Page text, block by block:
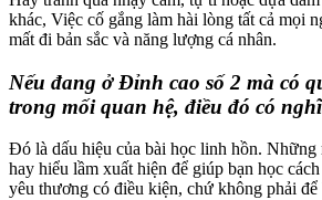
khác, Việc cố gắng làm hài lòng tất cả mọi
mất đi bản sắc và năng lượng cá nhân.
Nếu đang ở Đỉnh cao số 2 mà có
trong mối quan hệ, điều đó có
Đó là dấu hiệu của bài học linh hồn. Những
hay hiểu lầm xuất hiện để giúp bạn học
yêu thương có điều kiện, chứ không phải để